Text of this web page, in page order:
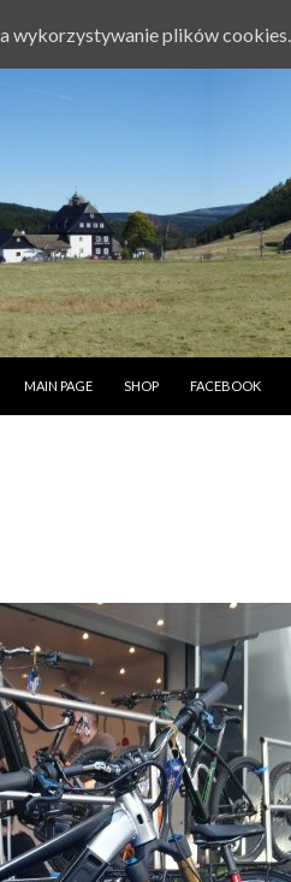
MAIN PAGE
SHOP FACEBOOK
wykorzystywanie plików cookies.